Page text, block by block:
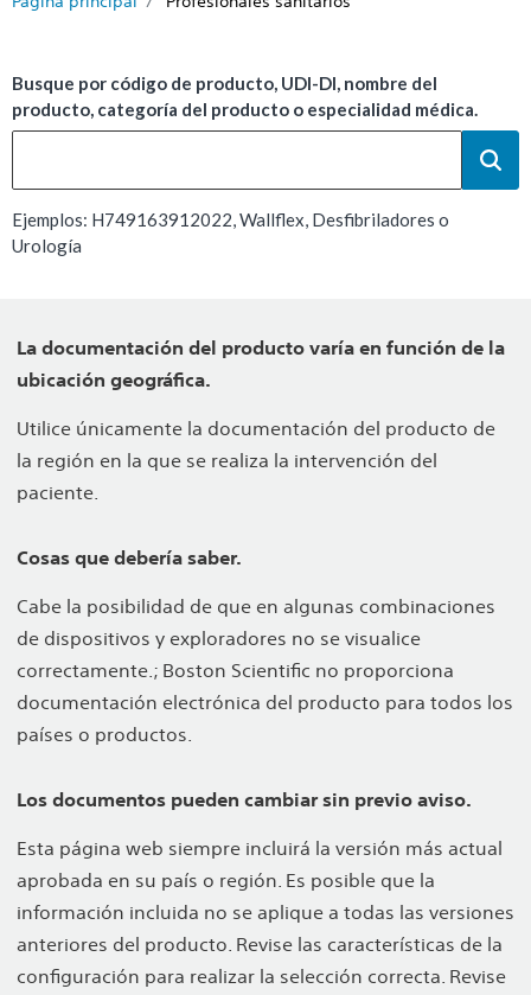
Busque por código de producto, UDI-DI, nombre del
producto, categoría del producto o especialidad médica.
Ejemplos: H749163912022, Wallflex, Desfibriladores o
Urología
La documentación del producto varía en función de la
ubicación geográfica.
Utilice únicamente la documentación del producto de
la región en la que se realiza la intervención del
paciente.
Cosas que debería saber.
Cabe la posibilidad de que en algunas combinaciones
de dispositivos y exploradores no se visualice
correctamente.; Boston Scientific no proporciona
documentación electrónica del producto para todos los
países o productos.
Los documentos pueden cambiar sin previo aviso.
Esta página web siempre incluirá la versión más actual
aprobada en su país o región. Es posible que la
información incluida no se aplique a todas las versiones
anteriores del producto. Revise las características de la
configuración para realizar la selección correcta. Revise